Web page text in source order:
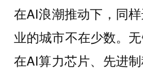
在AI浪潮推动下，同
业的城市不在少数。
在AI算力芯片、先进